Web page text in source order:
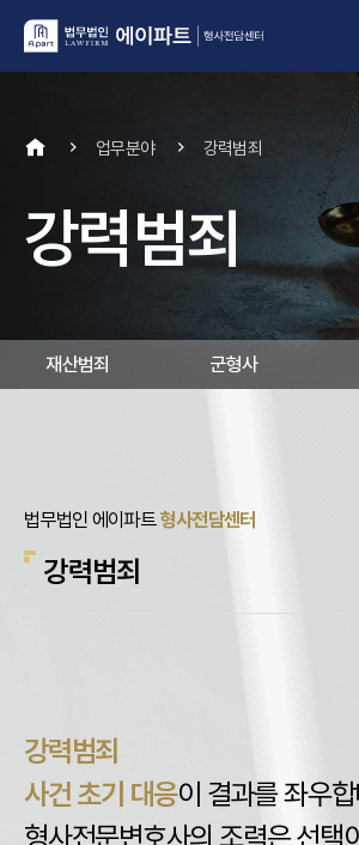
업무분야 강력범죄
강력범죄
재산범죄 군형사
법무법인 에이파트형사전담센터
강력범죄
강력범죄
사건 초기 대응이 결과를 좌우
형사전문변호사의 조력은 선택